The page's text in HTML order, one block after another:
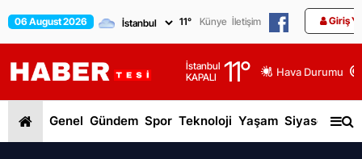
06 August 2026 11° Künye İletişim Giriş
İstanbul
KAPALI
11° Hava Durumu
Genel Gündem Spor Teknoloji Yaşam Siyaset